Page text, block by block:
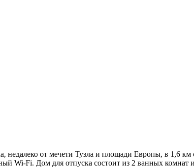
недалеко от мечети Тузла и площади Европы, в 1,6 км
Wi-Fi. Дом для отпуска состоит из 2 ванных комнат